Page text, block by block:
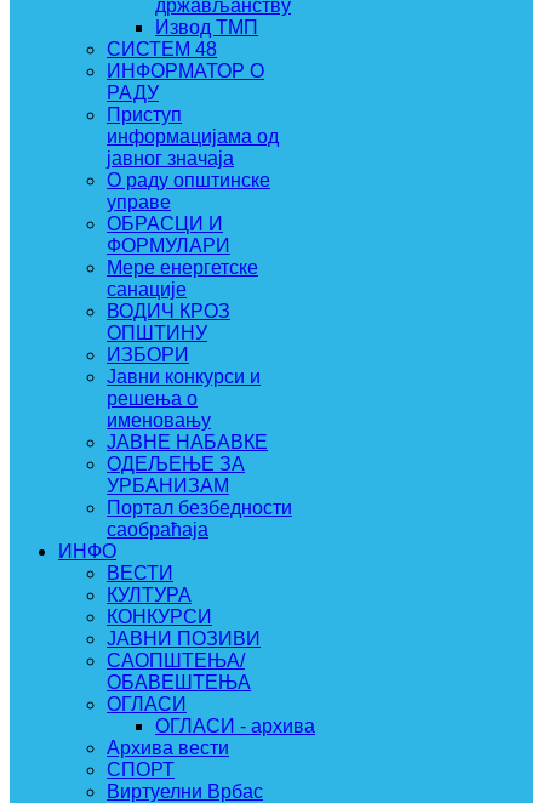
држављанству
Извод ТМП
СИСТЕМ 48
ИНФОРМАТОР О
РАДУ
Приступ
информацијама од
јавног значаја
О раду општинске
управе
ОБРАСЦИ И
ФОРМУЛАРИ
Мере енергетске
санације
ВОДИЧ КРОЗ
ОПШТИНУ
ИЗБОРИ
Јавни конкурси и
решења о
именовању
ЈАВНЕ НАБАВКЕ
ОДЕЉЕЊЕ ЗА
УРБАНИЗАМ
Портал безбедности
саобраћаја
ИНФО
ВЕСТИ
КУЛТУРА
КОНКУРСИ
ЈАВНИ ПОЗИВИ
САОПШТЕЊА/
ОБАВЕШТЕЊА
ОГЛАСИ
ОГЛАСИ - архива
Архива вести
СПОРТ
Виртуелни Врбас